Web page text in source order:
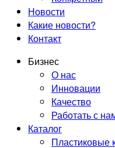
Новости
Какие новости?
Контакт
Бизнес
О нас
Инновации
Качество
Работать с
Каталог
Пластиковые